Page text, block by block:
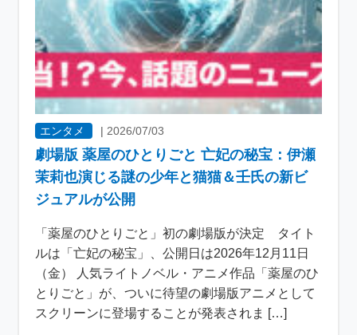
エンタメ | 2026/07/03
劇場版 薬屋のひとりごと 亡妃の秘宝：伊瀬
茉莉也演じる謎の少年と猫猫＆壬氏の新ビ
ジュアルが公開
「薬屋のひとりごと」初の劇場版が決定 タイト
ルは「亡妃の秘宝」、公開日は2026年12月11日
（金） 人気ライトノベル・アニメ作品「薬屋のひ
とりごと」が、ついに待望の劇場版アニメとして
スクリーンに登場することが発表されま […]